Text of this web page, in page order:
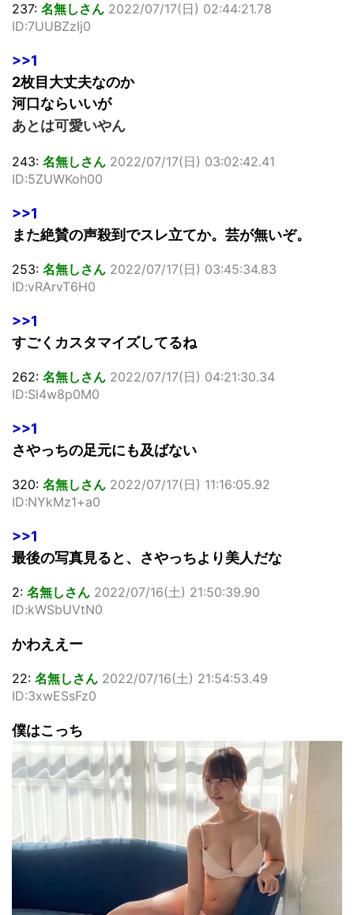
237: 名無しさん 2022/07/17(日) 02:44:21.78
ID:7UUBZzIj0
>>1
2枚目大丈夫なのか
河口ならいいが
あとは可愛いやん
243: 名無しさん 2022/07/17(日) 03:02:42.41
ID:5ZUWKoh00
>>1
また絶賛の声殺到でスレ立てか。芸が無いぞ。
253: 名無しさん 2022/07/17(日) 03:45:34.83
ID:vRArvT6H0
>>1
すごくカスタマイズしてるね
262: 名無しさん 2022/07/17(日) 04:21:30.34
ID:Sl4w8p0M0
>>1
さやっちの足元にも及ばない
320: 名無しさん 2022/07/17(日) 11:16:05.92
ID:NYkMz1+a0
>>1
最後の写真見ると、さやっちより美人だな
2: 名無しさん 2022/07/16(土) 21:50:39.90
ID:kWSbUVtN0
かわええー
22: 名無しさん 2022/07/16(土) 21:54:53.49
ID:3xwESsFz0
僕はこっち